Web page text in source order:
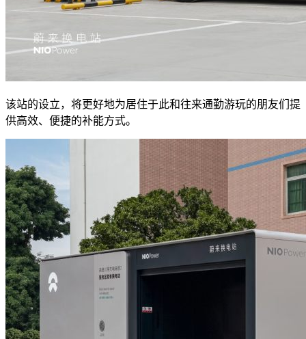
该站的设立，将更好地为居住于此和往来通勤游玩的朋友们提
供高效、便捷的补能方式。